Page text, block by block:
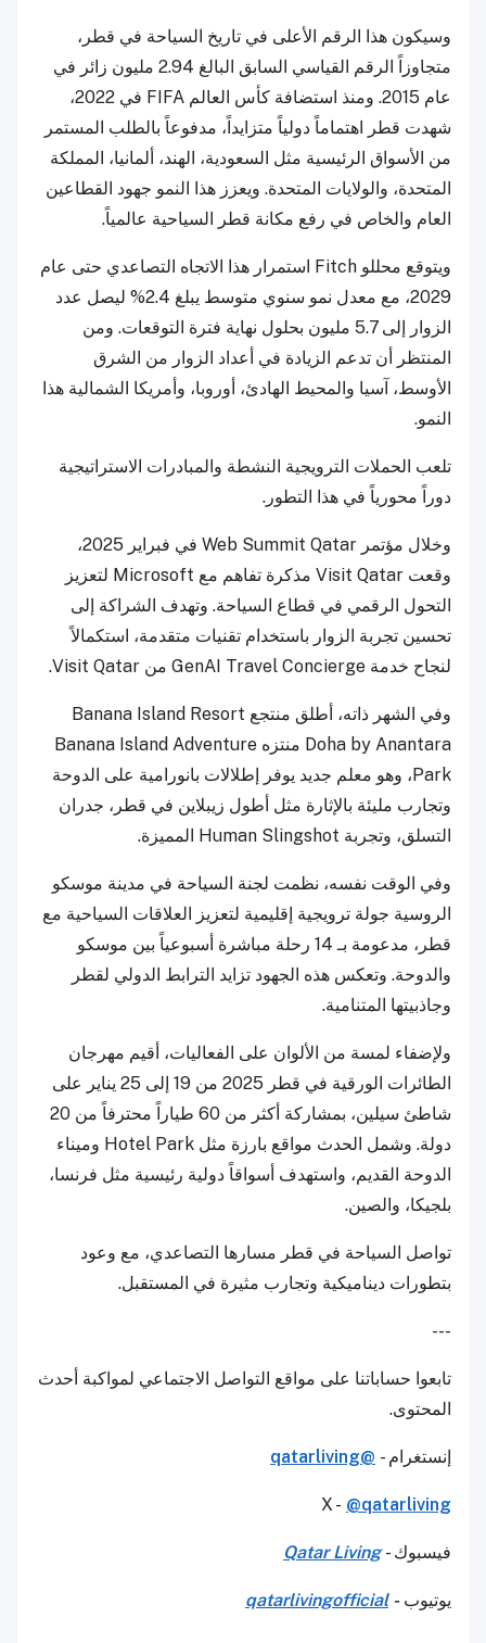
وسيكون هذا الرقم الأعلى في تاريخ السياحة في قطر،
متجاوزاً الرقم القياسي السابق البالغ 2.94 مليون زائر في
عام 2015. ومنذ استضافة كأس العالم FIFA في 2022،
شهدت قطر اهتماماً دولياً متزايداً، مدفوعاً بالطلب المستمر
من الأسواق الرئيسية مثل السعودية، الهند، ألمانيا، المملكة
المتحدة، والولايات المتحدة. ويعزز هذا النمو جهود القطاعين
العام والخاص في رفع مكانة قطر السياحية عالمياً.
ويتوقع محللو Fitch استمرار هذا الاتجاه التصاعدي حتى عام
2029، مع معدل نمو سنوي متوسط يبلغ 2.4% ليصل عدد
الزوار إلى 5.7 مليون بحلول نهاية فترة التوقعات. ومن
المنتظر أن تدعم الزيادة في أعداد الزوار من الشرق
الأوسط، آسيا والمحيط الهادئ، أوروبا، وأمريكا الشمالية هذا
النمو.
تلعب الحملات الترويجية النشطة والمبادرات الاستراتيجية
دوراً محورياً في هذا التطور.
وخلال مؤتمر Web Summit Qatar في فبراير 2025،
وقعت Visit Qatar مذكرة تفاهم مع Microsoft لتعزيز
التحول الرقمي في قطاع السياحة. وتهدف الشراكة إلى
تحسين تجربة الزوار باستخدام تقنيات متقدمة، استكمالاً
لنجاح خدمة GenAI Travel Concierge من Visit Qatar.
وفي الشهر ذاته، أطلق منتجع Banana Island Resort
Doha by Anantara منتزه Banana Island Adventure
Park، وهو معلم جديد يوفر إطلالات بانورامية على الدوحة
وتجارب مليئة بالإثارة مثل أطول زيبلاين في قطر، جدران
التسلق، وتجربة Human Slingshot المميزة.
وفي الوقت نفسه، نظمت لجنة السياحة في مدينة موسكو
الروسية جولة ترويجية إقليمية لتعزيز العلاقات السياحية مع
قطر، مدعومة بـ 14 رحلة مباشرة أسبوعياً بين موسكو
والدوحة. وتعكس هذه الجهود تزايد الترابط الدولي لقطر
وجاذبيتها المتنامية.
ولإضفاء لمسة من الألوان على الفعاليات، أقيم مهرجان
الطائرات الورقية في قطر 2025 من 19 إلى 25 يناير على
شاطئ سيلين، بمشاركة أكثر من 60 طياراً محترفاً من 20
دولة. وشمل الحدث مواقع بارزة مثل Hotel Park وميناء
الدوحة القديم، واستهدف أسواقاً دولية رئيسية مثل فرنسا،
بلجيكا، والصين.
تواصل السياحة في قطر مسارها التصاعدي، مع وعود
بتطورات ديناميكية وتجارب مثيرة في المستقبل.
---
تابعوا حساباتنا على مواقع التواصل الاجتماعي لمواكبة أحدث
المحتوى.
إنستغرام - @qatarliving
X - @qatarliving
فيسبوك -Qatar Living
يوتيوب-
qatarlivingofficial